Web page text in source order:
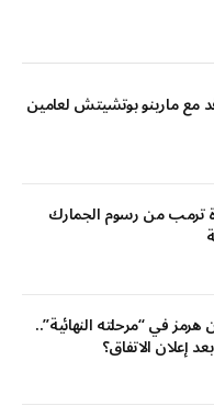
مع مارينو بوتشيتش لعامين
ترمب من رسوم الجمارك
في “مرحلته النهائية”..
إعلان الاتفاق؟